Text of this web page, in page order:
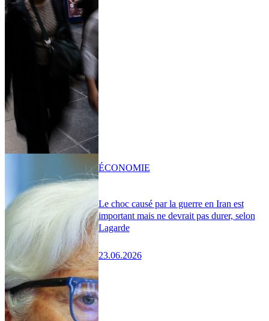
Le choc causé par la guerre en Iran est
important mais ne devrait pas durer, selon
Lagarde
23.06.2026
ÉCONOMIE